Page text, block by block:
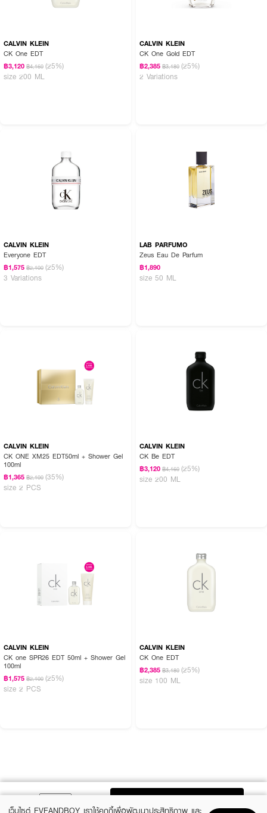
CALVIN KLEIN
CK One EDT
฿3,120 ฿4,160 (25%)
size 200 ML
CALVIN KLEIN
CK One Gold EDT
฿2,385 ฿3,180 (25%)
2 Variations
CALVIN KLEIN
Everyone EDT
฿1,575 ฿2,100 (25%)
3 Variations
LAB PARFUMO
Zeus Eau De Parfum
฿1,890
size 50 ML
CALVIN KLEIN
CK ONE XM25 EDT50ml + Shower Gel
100ml
฿1,365 ฿2,100 (35%)
size 2 PCS
CALVIN KLEIN
CK Be EDT
฿3,120 ฿4,160 (25%)
size 200 ML
CALVIN KLEIN
CK one SPR26 EDT 50ml + Shower Gel
100ml
฿1,575 ฿2,100 (25%)
size 2 PCS
CALVIN KLEIN
CK One EDT
฿2,385 ฿3,180 (25%)
size 100 ML
เว็บไซต์ EVEANDBOY เราใช้คุกกี้เพื่อพัฒนาประสิทธิภาพ และ